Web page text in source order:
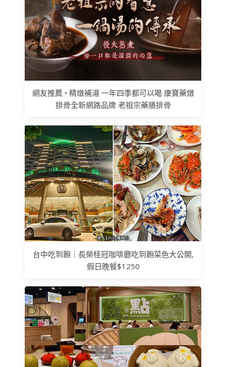
網友推薦 • 精燉補湯 一年四季都可以喝 康寶藥燉
排骨全新網路品牌 老祖宗藥膳排骨
台中吃到飽｜長榮桂冠咖啡廳吃到飽菜色大公開,
假日晚餐$1250